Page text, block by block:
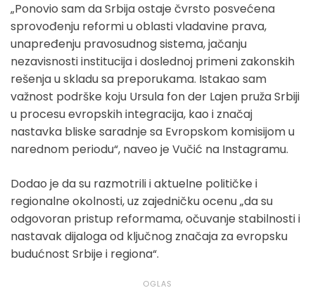
„Ponovio sam da Srbija ostaje čvrsto posvećena
sprovođenju reformi u oblasti vladavine prava,
unapređenju pravosudnog sistema, jačanju
nezavisnosti institucija i doslednoj primeni zakonskih
rešenja u skladu sa preporukama. Istakao sam
važnost podrške koju Ursula fon der Lajen pruža Srbiji
u procesu evropskih integracija, kao i značaj
nastavka bliske saradnje sa Evropskom komisijom u
narednom periodu“, naveo je Vučić na Instagramu.
Dodao je da su razmotrili i aktuelne političke i
regionalne okolnosti, uz zajedničku ocenu „da su
odgovoran pristup reformama, očuvanje stabilnosti i
nastavak dijaloga od ključnog značaja za evropsku
budućnost Srbije i regiona“.